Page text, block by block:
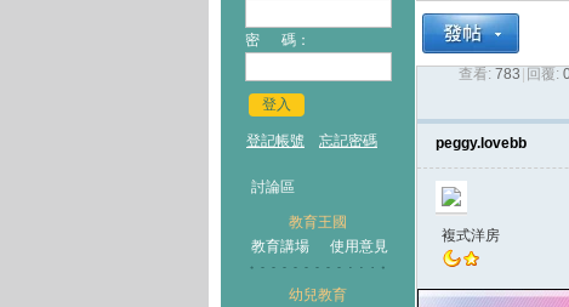
密 碼：
登入
登記帳號 忘記密碼
討論區
教育王國
教育講場
使用意見
幼兒教育
›
查看: 783 回覆:
peggy.lovebb
複式洋房